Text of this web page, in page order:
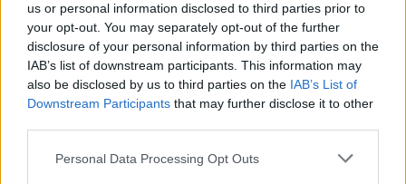
us or personal information disclosed to third parties prior to
your opt-out. You may separately opt-out of the further
disclosure of your personal information by third parties on the
IAB’s list of downstream participants. This information may
also be disclosed by us to third parties on the IAB’s List of
Downstream Participants that may further disclose it to other
Please note that this website/app uses one or more Google
Personal Data Processing Opt Outs